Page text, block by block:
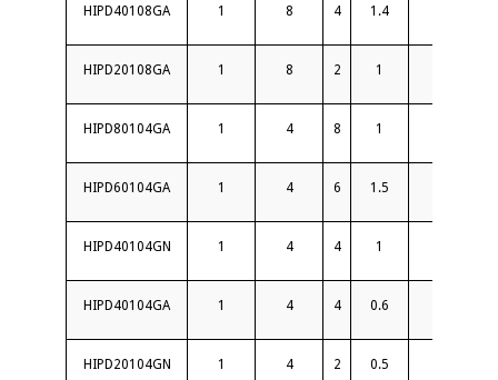
HIPD40108GA 1 8 4 1.4
HIPD20108GA 1 8 2 1
HIPD80104GA 1 4 8 1
HIPD60104GA 1 4 6 1.5
HIPD40104GN 1 4 4 1
HIPD40104GA 1 4 4 0.6
HIPD20104GN 1 4 2 0.5